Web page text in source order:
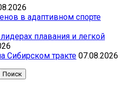
в адаптивном спорте
плавания и легкой
Сибирском тракте 07.08.2026